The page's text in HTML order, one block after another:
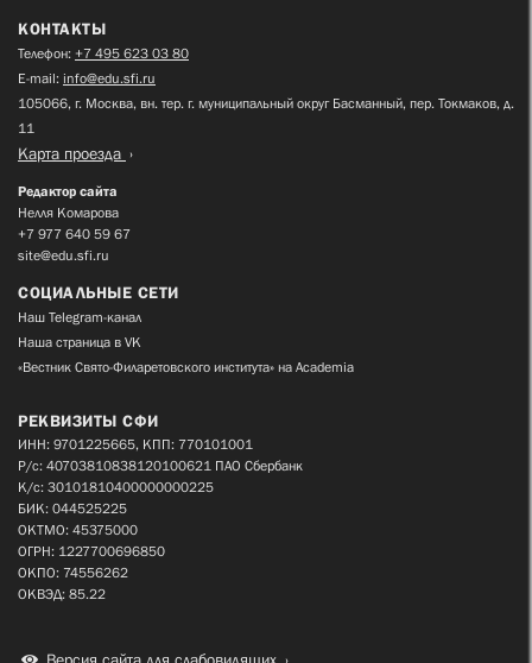
КОНТАКТЫ
Телефон: +7 495 623 03 80
E-mail: info@edu.sfi.ru
105066, г. Москва, вн. тер. г. муниципальный округ Басманный, пер. Токмаков, д.
11
Карта проезда
Редактор сайта
Нелля Комарова
+7 977 640 59 67
site@edu.sfi.ru
СОЦИАЛЬНЫЕ СЕТИ
Наш Telegram-канал
Наша страница в VK
«Вестник Свято-Филаретовского института» на Academia
РЕКВИЗИТЫ СФИ
ИНН: 9701225665, КПП: 770101001
Р/с: 40703810838120100621 ПАО Сбербанк
К/с: 30101810400000000225
БИК: 044525225
ОКТМО: 45375000
ОГРН: 1227700696850
ОКПО: 74556262
ОКВЭД: 85.22